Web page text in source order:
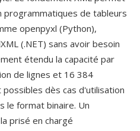
programmatiques de tableurs
openpyxl (Python),
(.NET) sans avoir besoin
étendu la capacité par
de lignes et 16 384
dès cas d'utilisation
le format binaire. Un
prisé en chargé